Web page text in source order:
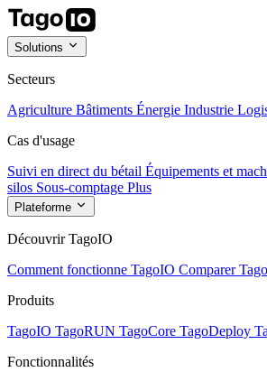
Solutions
Secteurs
Agriculture Bâtiments Énergie Industrie
Cas d'usage
Suivi en direct du bétail Équipements et
silos Sous-comptage Plus
Plateforme
Découvrir TagoIO
Comment fonctionne TagoIO Comparer
Produits
TagoIO TagoRUN TagoCore TagoDeploy
Fonctionnalités